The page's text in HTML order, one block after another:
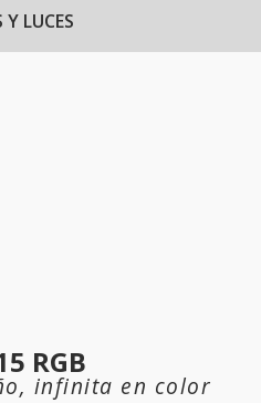
Y LUCES
RGB
infinita en color